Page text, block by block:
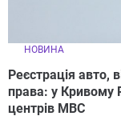
НОВИНА
Реєстрація авто,
права: у Кривому
центрів МВС